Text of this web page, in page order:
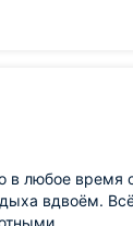
любое время
вдвоём.